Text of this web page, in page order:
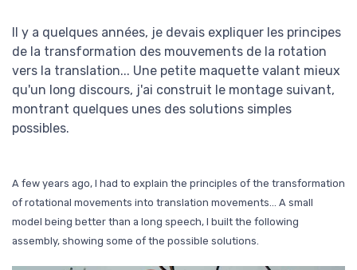
Il y a quelques années, je devais expliquer les principes
de la transformation des mouvements de la rotation
vers la translation... Une petite maquette valant mieux
qu'un long discours, j'ai construit le montage suivant,
montrant quelques unes des solutions simples
possibles.
A few years ago, I had to explain the principles of the transformation
of rotational movements into translation movements... A small
model being better than a long speech, I built the following
assembly, showing some of the possible solutions.